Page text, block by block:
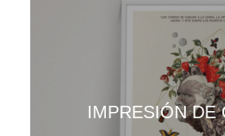
IMPRESIÓN DE